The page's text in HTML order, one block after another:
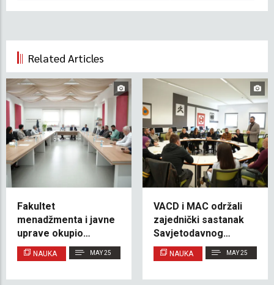
Related Articles
Fakultet
menadžmenta i javne
uprave okupio
akademsko osoblje i
stručnjake iz prakse
NAUKA MAY 25
VACD i MAC održali
zajednički sastanak
Savjetodavnog
odbora s ciljem
oblikovanja budućeg
NAUKA MAY 25